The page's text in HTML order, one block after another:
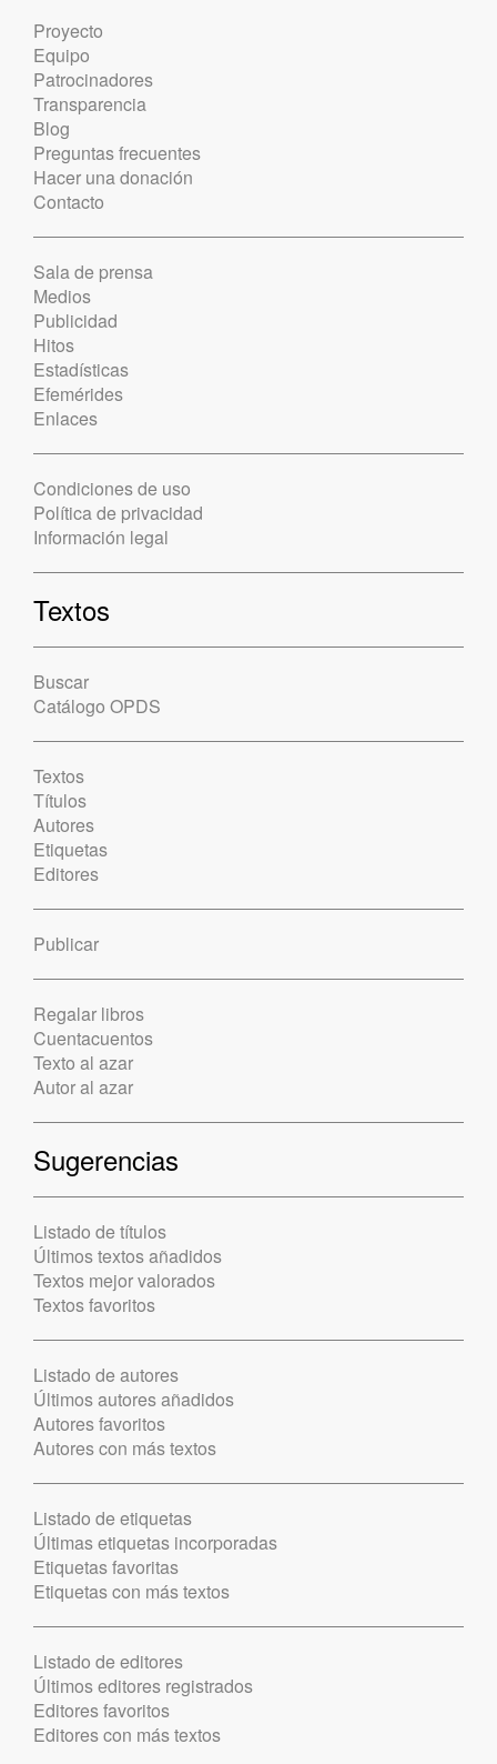
Proyecto
Equipo
Patrocinadores
Transparencia
Blog
Preguntas frecuentes
Hacer una donación
Contacto
Sala de prensa
Medios
Publicidad
Hitos
Estadísticas
Efemérides
Enlaces
Condiciones de uso
Política de privacidad
Información legal
Textos
Buscar
Catálogo OPDS
Textos
Títulos
Autores
Etiquetas
Editores
Publicar
Regalar libros
Cuentacuentos
Texto al azar
Autor al azar
Sugerencias
Listado de títulos
Últimos textos añadidos
Textos mejor valorados
Textos favoritos
Listado de autores
Últimos autores añadidos
Autores favoritos
Autores con más textos
Listado de etiquetas
Últimas etiquetas incorporadas
Etiquetas favoritas
Etiquetas con más textos
Listado de editores
Últimos editores registrados
Editores favoritos
Editores con más textos